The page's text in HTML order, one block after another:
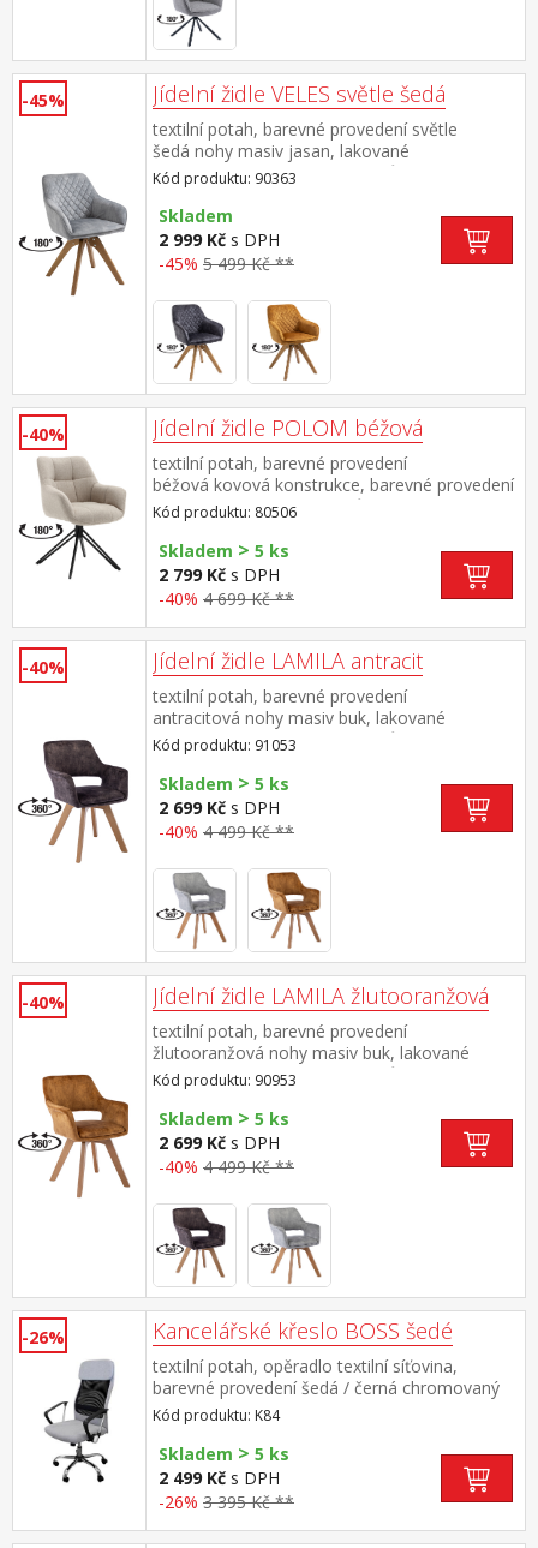
-45% Jídelní židle VELES světle šedá
textilní potah, barevné provedení světle
šedá nohy masiv jasan, lakované
provedení otočná o 180 stupňů výška sedu 47
cm doporučená nosnost do 120 kg
Kód produktu: 90363
Skladem
2 999 Kč s DPH
-45% 5 499 Kč **
-40% Jídelní židle POLOM béžová
textilní potah, barevné provedení
béžová kovová konstrukce, barevné provedení
černá otočná o 180 stupňů výška sedu 50
cm doporučená nosnost do 120 kg
Kód produktu: 80506
Skladem > 5 ks
2 799 Kč s DPH
-40% 4 699 Kč **
-40% Jídelní židle LAMILA antracit
textilní potah, barevné provedení
antracitová nohy masiv buk, lakované
provedení otočná o 360 stupňů výška sedu 47
cm doporučená nosnost do 120 kg
Kód produktu: 91053
Skladem > 5 ks
2 699 Kč s DPH
-40% 4 499 Kč **
-40% Jídelní židle LAMILA žlutooranžová
textilní potah, barevné provedení
žlutooranžová nohy masiv buk, lakované
provedení otočná o 360 stupňů výška sedu 47
cm doporučená nosnost do 120 kg
Kód produktu: 90953
Skladem > 5 ks
2 699 Kč s DPH
-40% 4 499 Kč **
-26% Kancelářské křeslo BOSS šedé
textilní potah, opěradlo textilní síťovina,
barevné provedení šedá / černá chromovaný
kříž, houpací mechanizmus výškově
nastavitelné, výška sedu 44-52 cm
Kód produktu: K84
Skladem > 5 ks
2 499 Kč s DPH
-26% 3 395 Kč **